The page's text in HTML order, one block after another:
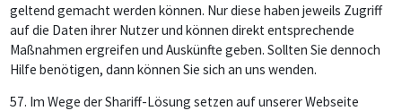
geltend gemacht werden können. Nur diese haben jeweils Zugriff
auf die Daten ihrer Nutzer und können direkt entsprechende
Maßnahmen ergreifen und Auskünfte geben. Sollten Sie dennoch
Hilfe benötigen, dann können Sie sich an uns wenden.
57. Im Wege der Shariff-Lösung setzen auf unserer Webseite